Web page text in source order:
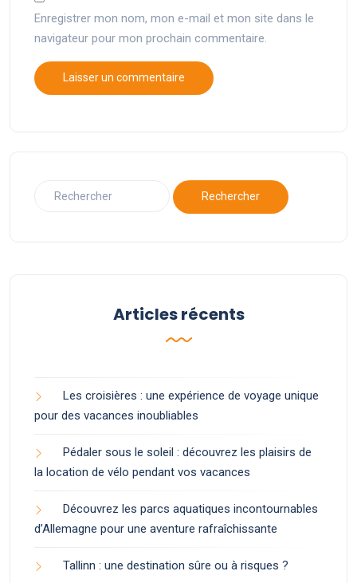
Enregistrer mon nom, mon e-mail et mon site dans le
navigateur pour mon prochain commentaire.
Articles récents
Les croisières : une expérience de voyage unique
pour des vacances inoubliables
Pédaler sous le soleil : découvrez les plaisirs de
la location de vélo pendant vos vacances
Découvrez les parcs aquatiques incontournables
d’Allemagne pour une aventure rafraîchissante
Tallinn : une destination sûre ou à risques ?